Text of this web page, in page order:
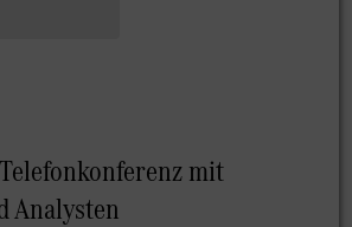
mit
Analysten